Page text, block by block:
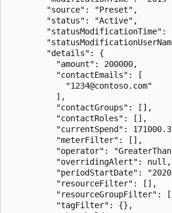
        "source": "Preset",
        "status": "Active",
"statusModificationTime":
        "details": {
          "amount": 200000,
          "contactEmails": [
            "1234@contoso.com"
          ],
          "contactGroups": [],
          "contactRoles": [],
"currentSpend":
          "meterFilter": [],
"operator":
          "overridingAlert": null,
"periodStartDate":
          "resourceFilter": [],
"resourceGroupFilter":
          "tagFilter": {},